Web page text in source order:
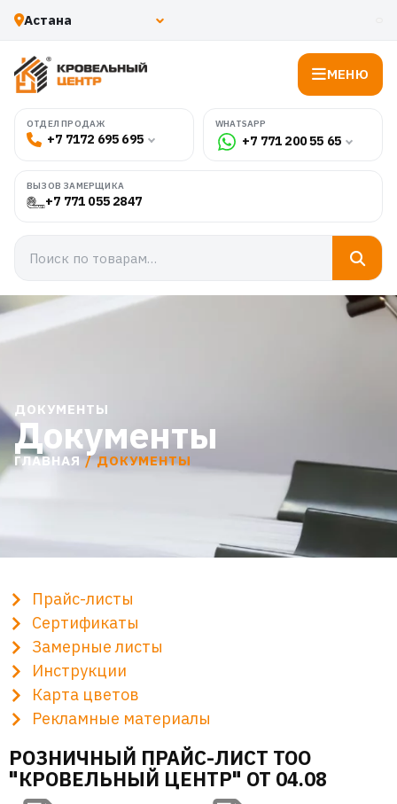
МЕНЮ
ОТДЕЛ ПРОДАЖ
+7 7172 695 695
WHATSAPP
+7 771 200 55 65
ВЫЗОВ ЗАМЕРЩИКА
+7 771 055 2847
ДОКУМЕНТЫ
Документы
ГЛАВНАЯ / ДОКУМЕНТЫ
Прайс-листы
Сертификаты
Замерные листы
Инструкции
Карта цветов
Рекламные материалы
РОЗНИЧНЫЙ ПРАЙС-ЛИСТ ТОО
"КРОВЕЛЬНЫЙ ЦЕНТР" ОТ 04.08